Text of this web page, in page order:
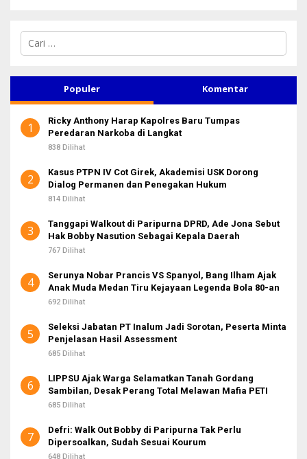
C
i
n
u
k
Populer Komentar
1
Ricky Anthony Harap Kapolres Baru Tumpas
Peredaran Narkoba di Langkat
838 Dilihat
2
Kasus PTPN IV Cot Girek, Akademisi USK Dorong
Dialog Permanen dan Penegakan Hukum
814 Dilihat
3
Tanggapi Walkout di Paripurna DPRD, Ade Jona Sebut
Hak Bobby Nasution Sebagai Kepala Daerah
767 Dilihat
4
Serunya Nobar Prancis VS Spanyol, Bang Ilham Ajak
Anak Muda Medan Tiru Kejayaan Legenda Bola 80-an
692 Dilihat
5
Seleksi Jabatan PT Inalum Jadi Sorotan, Peserta Minta
Penjelasan Hasil Assessment
685 Dilihat
6
LIPPSU Ajak Warga Selamatkan Tanah Gordang
Sambilan, Desak Perang Total Melawan Mafia PETI
685 Dilihat
7
Defri: Walk Out Bobby di Paripurna Tak Perlu
Dipersoalkan, Sudah Sesuai Kourum
648 Dilihat